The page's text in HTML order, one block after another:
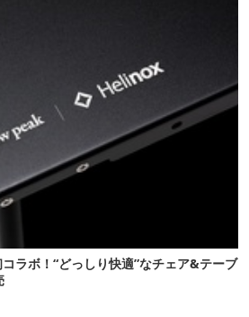
ラボ！“どっしり快適”なチェア&テーブ